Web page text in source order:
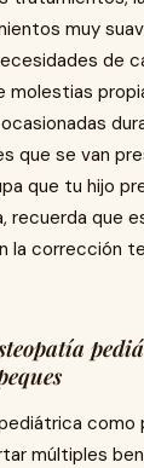
muy
de
molestias
que se van
que tu hijo
recuerda que
la corrección
como
múltiples